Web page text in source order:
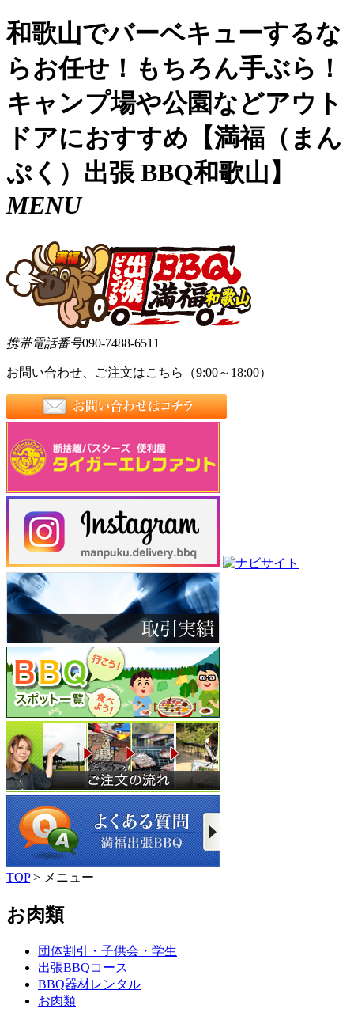
和歌山でバーベキューするな
らお任せ！もちろん手ぶら！
キャンプ場や公園などアウト
ドアにおすすめ【満福（まん
ぷく）出張 BBQ和歌山】
MENU
携帯電話番号090-7488-6511
お問い合わせ、ご注文はこちら（9:00～18:00）
TOP> メニュー
お肉類
団体割引・子供会・学生
出張BBQコース
BBQ器材レンタル
お肉類